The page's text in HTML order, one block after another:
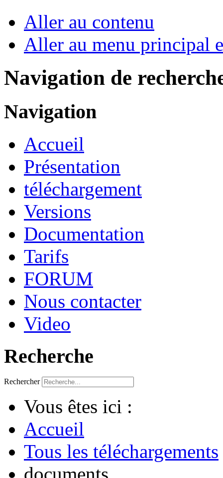
Aller au contenu
Aller au menu principal
Navigation de
Navigation
Accueil
Présentation
téléchargement
Versions
Documentation
Tarifs
FORUM
Nous contacter
Video
Recherche
Rechercher
Vous êtes ici :
Accueil
Tous les téléchargements